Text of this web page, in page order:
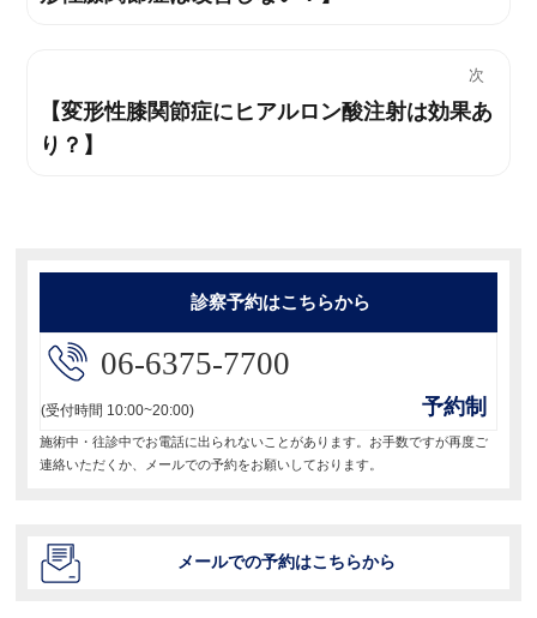
稿:
次
次
の
【変形性膝関節症にヒアルロン酸注射は効果あ
り？】
診察予約はこちらから
06-6375-7700
(受付時間 10:00~20:00) 予約制
施術中・往診中でお電話に出られないことがあります。お手数ですが再度ご
連絡いただくか、メールでの予約をお願いしております。
メールでの予約はこちらから